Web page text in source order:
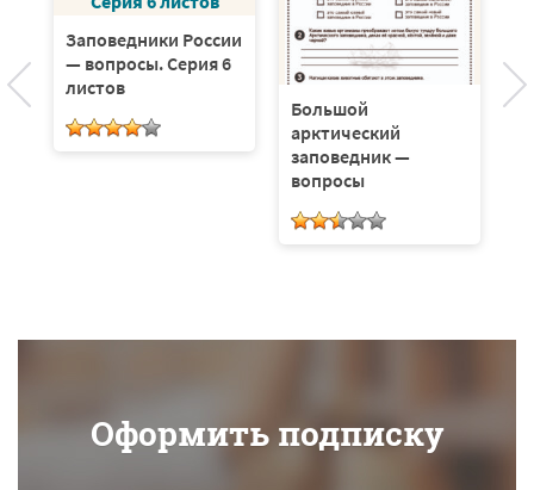
Заповедники России
— вопросы. Серия 6
листов
Большой
арктический
заповедник —
вопросы
Оформить подписку